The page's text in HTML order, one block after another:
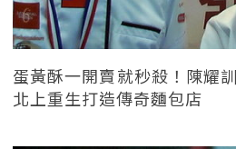
蛋黃酥一開賣就秒殺！陳耀
北上重生打造傳奇麵包店